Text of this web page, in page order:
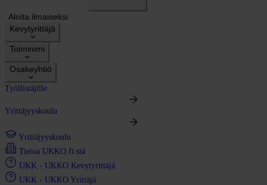
Aloita ilmaiseksi
Kevytyrittäjä
Toiminimi
Osakeyhtiö
Työllistäjille
Yrittäjyyskoulu
Yrittäjyyskoulu
Tietoa UKKO.fi:stä
UKK - UKKO Kevytyrittäjä
UKK - UKKO Yrittäjä